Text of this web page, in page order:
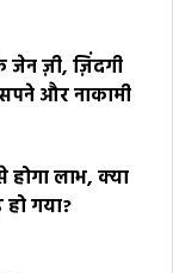
ज़ी, ज़िंदगी
और नाकामी
होगा लाभ, क्या
गया?